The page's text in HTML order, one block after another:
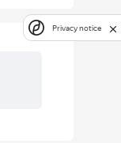
Privacy notice